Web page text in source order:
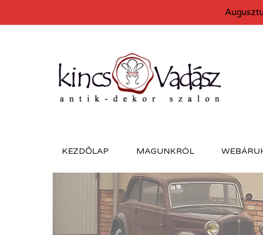
KEZDŐLAP MAGUNKRÓL